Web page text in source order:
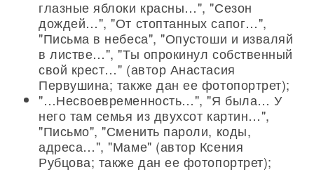
глазные яблоки красны…", "Сезон
дождей…", "От стоптанных сапог…",
"Письма в небеса", "Опустоши и изваляй
в листве…", "Ты опрокинул собственный
свой крест…" (автор Анастасия
Первушина; также дан ее фотопортрет);
"…Несвоевременность…", "Я была… У
него там семья из двухсот картин…",
"Письмо", "Сменить пароли, коды,
адреса…", "Маме" (автор Ксения
Рубцова; также дан ее фотопортрет);